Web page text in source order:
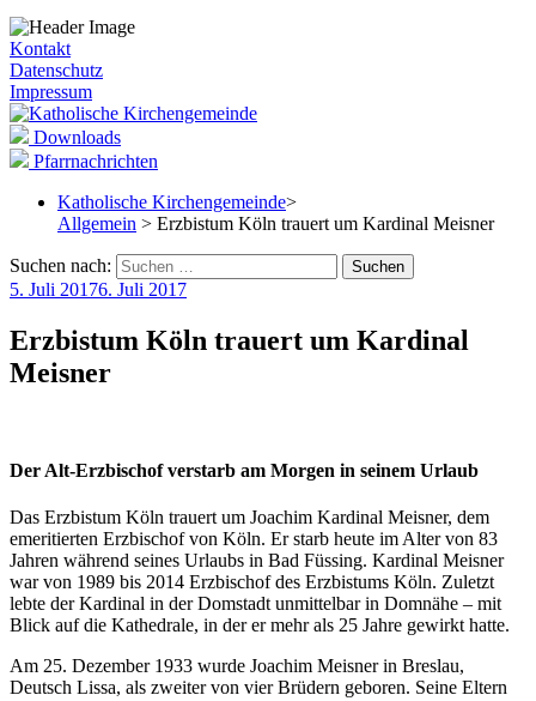
Kontakt
Datenschutz
Impressum
Downloads
Pfarrnachrichten
Katholische Kirchengemeinde>
Allgemein > Erzbistum Köln trauert um Kardinal Meisner
Suchen nach:
5. Juli 20176. Juli 2017
Erzbistum Köln trauert um Kardinal
Meisner
Der Alt-Erzbischof verstarb am Morgen in seinem Urlaub
Das Erzbistum Köln trauert um Joachim Kardinal Meisner, dem
emeritierten Erzbischof von Köln. Er starb heute im Alter von 83
Jahren während seines Urlaubs in Bad Füssing. Kardinal Meisner
war von 1989 bis 2014 Erzbischof des Erzbistums Köln. Zuletzt
lebte der Kardinal in der Domstadt unmittelbar in Domnähe – mit
Blick auf die Kathedrale, in der er mehr als 25 Jahre gewirkt hatte.
Am 25. Dezember 1933 wurde Joachim Meisner in Breslau,
Deutsch Lissa, als zweiter von vier Brüdern geboren. Seine Eltern